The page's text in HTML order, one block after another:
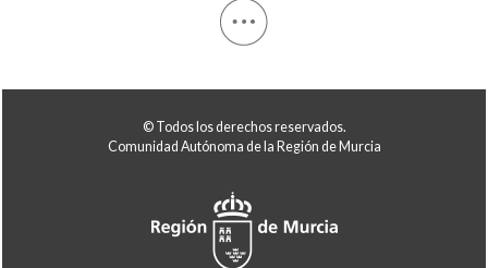
© Todos los derechos reservados.
Comunidad Autónoma de la Región de Murcia